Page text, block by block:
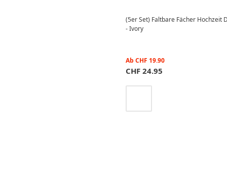
(5er Set) Faltbare Fächer Hochzeit
- Ivory
Ab CHF 19.90
CHF 24.95